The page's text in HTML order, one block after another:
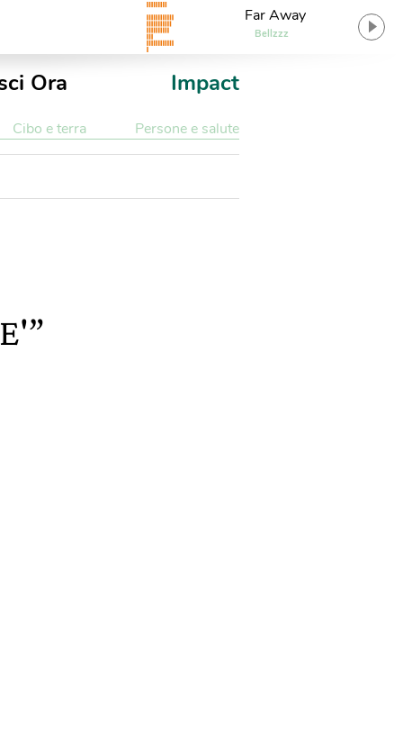
Far Away
Bellzzz
Ora Impact
Cibo e terra Persone e salute